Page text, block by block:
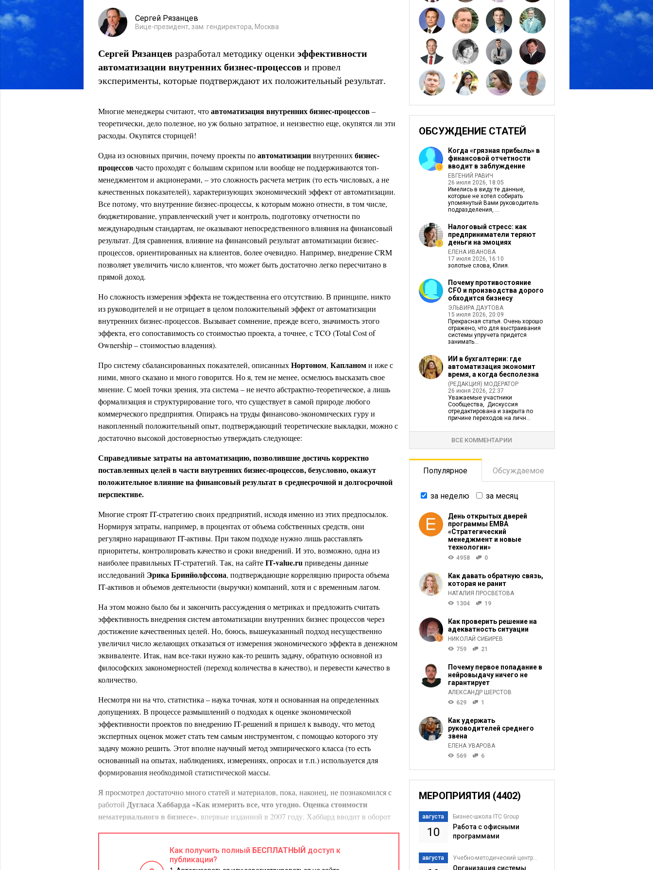
Сергей Рязанцев
Вице-президент, зам. гендиректора, Москва
Сергей Рязанцевразработал методику оценкиэффективности
автоматизации внутренних бизнес-процессови провел
эксперименты, которые подтверждают их положительный результат.
Многие менеджеры считают, чтоавтоматизация внутренних бизнес-процессов–
теоретически, дело полезное, но уж больно затратное, и неизвестно еще, окупятся ли эти
расходы. Окупятся сторицей!
Одна из основных причин, почему проекты поавтоматизациивнутреннихбизнес-
процессовчасто проходят с большим скрипом или вообще не поддерживаются топ-
менеджментом и акционерами, – это сложность расчета метрик (то есть числовых, а не
качественных показателей), характеризующих экономический эффект от автоматизации.
Все потому, что внутренние бизнес-процессы, к которым можно отнести, в том числе,
бюджетирование, управленческий учет и контроль, подготовку отчетности по
международным стандартам, не оказывают непосредственного влияния на финансовый
результат. Для сравнения, влияние на финансовый результат автоматизации бизнес-
процессов, ориентированных на клиентов, более очевидно. Например, внедрение CRM
позволяет увеличить число клиентов, что может быть достаточно легко пересчитано в
прямой доход.
Но сложность измерения эффекта не тождественна его отсутствию. В принципе, никто
из руководителей и не отрицает в целом положительный эффект от автоматизации
внутренних бизнес-процессов. Вызывает сомнение, прежде всего, значимость этого
эффекта, его сопоставимость со стоимостью проекта, а точнее, с TCO (Total Cost of
Ownership – стоимостью владения).
Про систему сбалансированных показателей, описанныхНортоном, Капланоми иже с
ними, много сказано и много говорится. Но я, тем не менее, осмелюсь высказать свое
мнение. С моей точки зрения, эта система – не нечто абстрактно-теоретическое, а лишь
формализация и структурирование того, что существует в самой природе любого
коммерческого предприятия. Опираясь на труды финансово-экономических гуру и
накопленный положительный опыт, подтверждающий теоретические выкладки, можно с
достаточно высокой достоверностью утверждать следующее:
Справедливые затраты на автоматизацию, позволившие достичь корректно
поставленных целей в части внутренних бизнес-процессов, безусловно, окажут
положительное влияние на финансовый результат в среднесрочной и долгосрочной
перспективе.
Многие строят IT-стратегию своих предприятий, исходя именно из этих предпосылок.
Нормируя затраты, например, в процентах от объема собственных средств, они
регулярно наращивают IT-активы. При таком подходе нужно лишь расставлять
приоритеты, контролировать качество и сроки внедрений. И это, возможно, одна из
наиболее правильных IT-стратегий. Так, на сайтеIT-value.ruприведены данные
исследований Эрика Бринйолфссона, подтверждающие корреляцию прироста объема
IT-активов и объемов деятельности (выручки) компаний, хотя и с временным лагом.
На этом можно было бы и закончить рассуждения о метриках и предложить считать
эффективность внедрения систем автоматизации внутренних бизнес процессов через
достижение качественных целей. Но, боюсь, вышеуказанный подход несущественно
увеличил число желающих отказаться от измерения экономического эффекта в денежном
эквиваленте. Итак, нам все-таки нужно как-то решить задачу, обратную основной из
философских закономерностей (переход количества в качество), и перевести качество в
количество.
Несмотря ни на что, статистика – наука точная, хотя и основанная на определенных
допущениях. В процессе размышлений о подходах к оценке экономической
эффективности проектов по внедрению IT-решений я пришел к выводу, что метод
экспертных оценок может стать тем самым инструментом, с помощью которого эту
задачу можно решить. Этот вполне научный метод эмпирического класса (то есть
основанный на опытах, наблюдениях, измерениях, опросах и т.п.) используется для
формирования необходимой статистической массы.
Я просмотрел достаточно много статей и материалов, пока, наконец, не познакомился с
работой Дугласа Хаббарда «Как измерить все, что угодно. Оценка стоимости
нематериального в бизнесе», впервые изданной в 2007 году. Хаббард вводит в оборот
количественные экономические оценки в условиях неопределенности. Уважение к
предлагаемым автором подходам вызывает его более чем двадцатилетняя практика и
Как получить полный БЕСПЛАТНЫЙ доступ к
публикации?
ОБСУЖДЕНИЕ СТАТЕЙ
Когда «грязная прибыль» в
финансовой отчетности
вводит в заблуждение
ЕВГЕНИЙ РАВИЧ
26 июля 2026, 18:05
Имелись в виду те данные,
которые не хотел собирать
упомянутый Вами руководитель
подразделения, ...
Налоговый стресс: как
предприниматели теряют
деньги на эмоциях
ЕЛЕНА ИВАНОВА
17 июля 2026, 16:10
золотые слова, Юлия.
Почему противостояние
CFO и производства дорого
обходится бизнесу
ЭЛЬВИРА ДАУТОВА
15 июля 2026, 20:09
Прекрасная статья. Очень хорошо
отражено, что для выстраивания
системы упручета придется
занимать...
ИИ в бухгалтерии: где
автоматизация экономит
время, а когда бесполезна
(РЕДАКЦИЯ) МОДЕРАТОР
26 июня 2026, 22:37
Уважаемые участники
Сообщества, Дискуссия
отредактирована и закрыта по
причине переходов на личн...
ВСЕ КОММЕНТАРИИ
Популярное Обсуждаемое
за неделю за месяц
День открытых дверей
программы ЕМВА
«Стратегический
менеджмент и новые
технологии»
4958 0
Как давать обратную связь,
которая не ранит
НАТАЛИЯ ПРОСВЕТОВА
1304
19
Как проверить решение на
адекватность ситуации
НИКОЛАЙ СИБИРЕВ
759
21
Почему первое попадание в
нейровыдачу ничего не
гарантирует
АЛЕКСАНДР ШЕРСТОВ
629
1
Как удержать
руководителей среднего
звена
ЕЛЕНА УВАРОВА
569
6
МЕРОПРИЯТИЯ (4402)
августа
10
Бизнес-школа ITC Group
Работа с офисными
программами
августа Учебно-методический центр...
Организация системы